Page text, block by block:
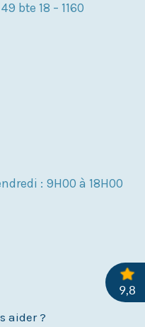
aider ?
bte 18 – 1160
: 9H00 à 18H00